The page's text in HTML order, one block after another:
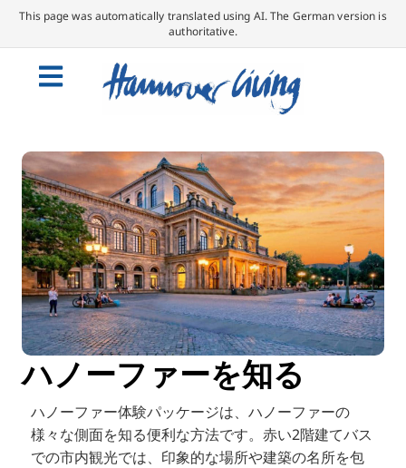
This page was automatically translated using AI. The German version is
authoritative.
ハノーファーを知る
ハノーファー体験パッケージは、ハノーファーの
様々な側面を知る便利な方法です。赤い2階建てバス
での市内観光では、印象的な場所や建築の名所を包